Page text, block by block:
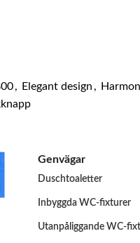
, Elegant design ,
Genvägar
Duschtoaletter
Inbyggda WC-fixturer
Utanpåliggande WC-